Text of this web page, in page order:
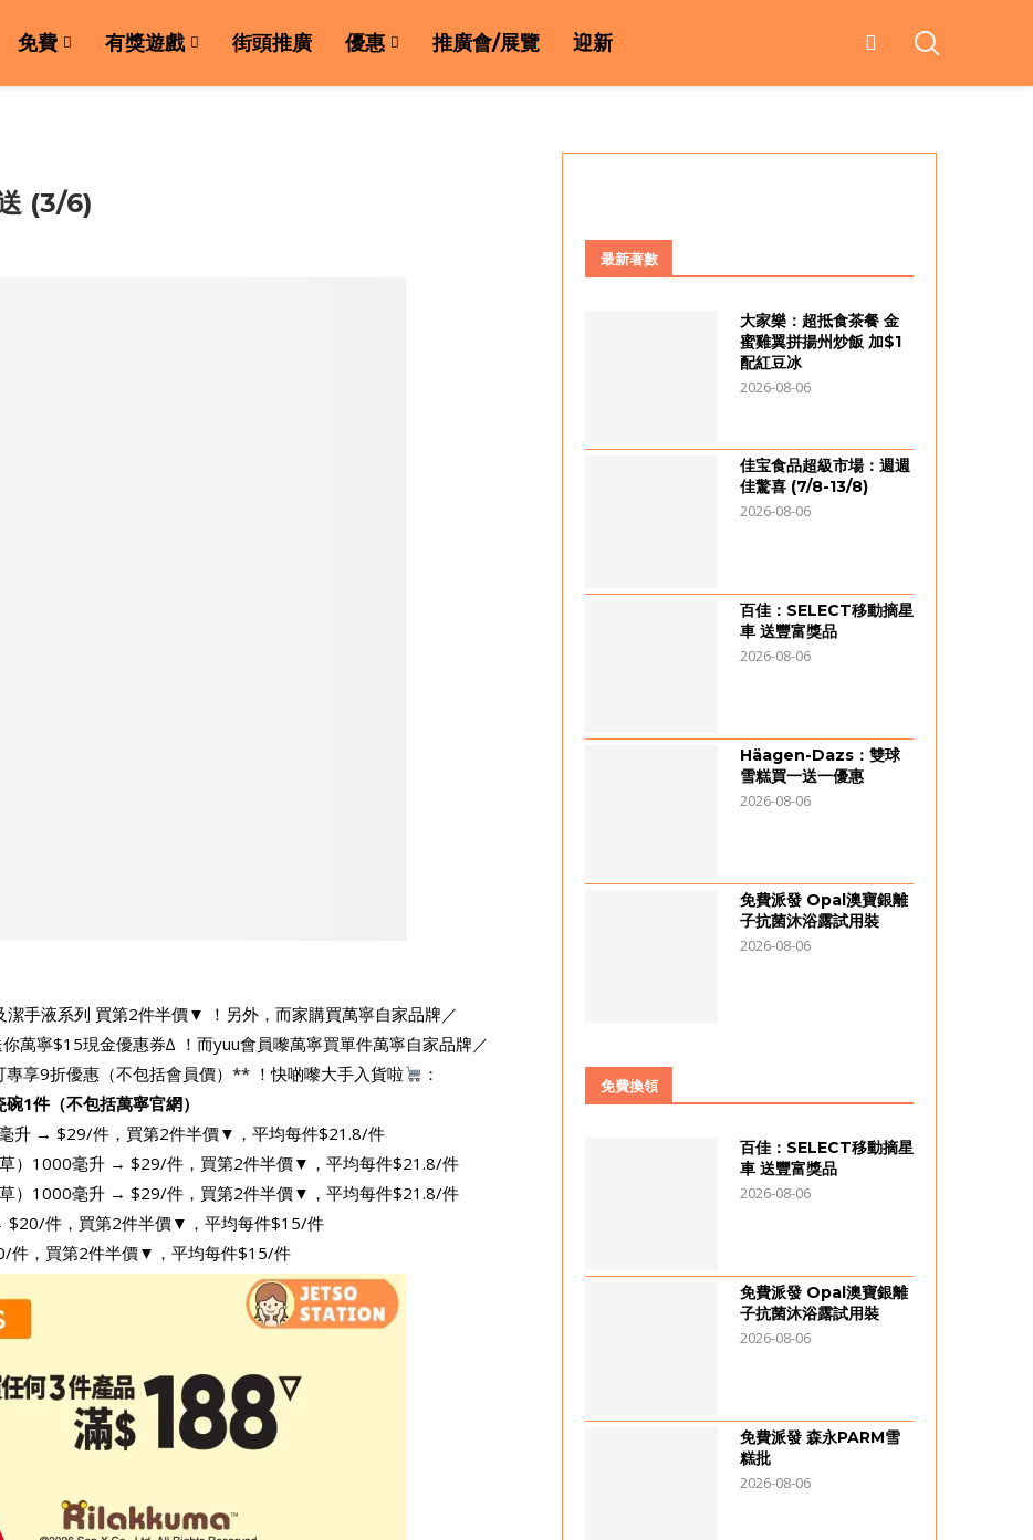
免費 有獎遊戲 街頭推廣 優惠 推廣會/展覽 迎新
(3/6)
手液系列 買第2件半價▼ ！另外，而家購買萬寧自家品牌／
萬寧$15現金優惠券∆ ！而yuu會員嚟萬寧買單件萬寧自家品牌／
享9折優惠（不包括會員價）** ！快啲嚟大手入貨啦
：
1件（不包括萬寧官網）
升 → $29/件，買第2件半價▼，平均每件$21.8/件
草）1000毫升 → $29/件，買第2件半價▼，平均每件$21.8/件
草）1000毫升 → $29/件，買第2件半價▼，平均每件$21.8/件
$20/件，買第2件半價▼，平均每件$15/件
件，買第2件半價▼，平均每件$15/件
最新著數
大家樂：超抵食茶餐 金
蜜雞翼拼揚州炒飯 加$1
配紅豆冰
2026-08-06
佳宝食品超級市場：週週
佳驚喜 (7/8-13/8)
2026-08-06
百佳：SELECT移動摘星
車 送豐富獎品
2026-08-06
Häagen-Dazs：雙球
雪糕買一送一優惠
2026-08-06
免費派發 Opal澳寶銀離
子抗菌沐浴露試用裝
2026-08-06
免費換領
百佳：SELECT移動摘星
車 送豐富獎品
2026-08-06
免費派發 Opal澳寶銀離
子抗菌沐浴露試用裝
2026-08-06
免費派發 森永PARM雪
糕批
2026-08-06